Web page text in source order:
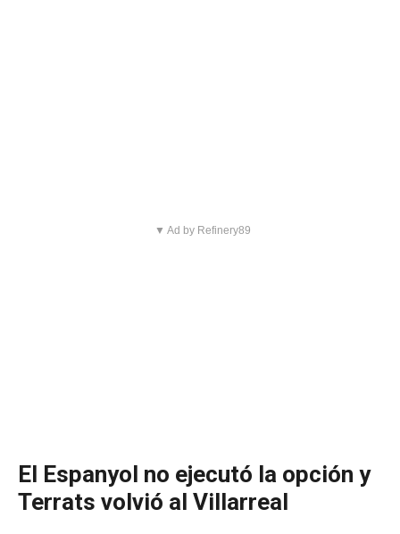
▼ Ad by Refinery89
El Espanyol no ejecutó la opción y
Terrats volvió al Villarreal